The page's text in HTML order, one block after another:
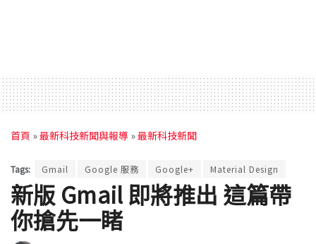
首頁 »最新科技新聞與報導 »最新科技新聞
Tags: Gmail Google 服務 Google+ Material Design
新版 Gmail 即將推出 這篇帶
你搶先一睹